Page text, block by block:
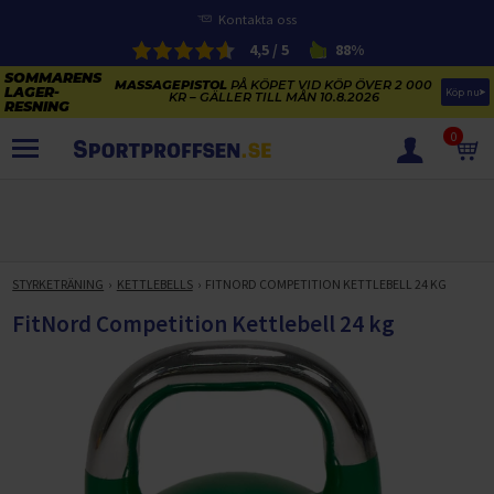
Kontakta oss
4,5 / 5 88%
MASSAGEPISTOLPÅ KÖPET VID KÖP ÖVER 2 000
KR – GÄLLER TILL MÅN 10.8.2026 Köp nu
0
ELCYKLARNAS SOMMARFÖRSÄLJNING
KAJAKER OCH SUP-BRÄDOR
REA PÅ STUDSMATTOR
SOMMARREA PÅ TRÄNING OCH STYRKETRÄNING
CYKELTILLBEHÖR & RESERVDELAR OUTLET
HÄLSA & VÄLMÅENDE – SÄSONGSRENSNING
Paketerbjudanden
KOSTTILLSKOTT
ELCYKLAR DAM
ELCYKLAR HERR
ELCYKLAR CITY
SOMMARIDROTT
STUDSMATTOR
KAJAKER
STYRKETRÄNING
BÄNKAR OCH STÄLLNINGAR
TRÄNINGSMASKINER
STYRKETRÄNING KETTLEBELLS FITNORD COMPETITION KETTLEBELL 24 KG
FitNord Competition Kettlebell 24 kg